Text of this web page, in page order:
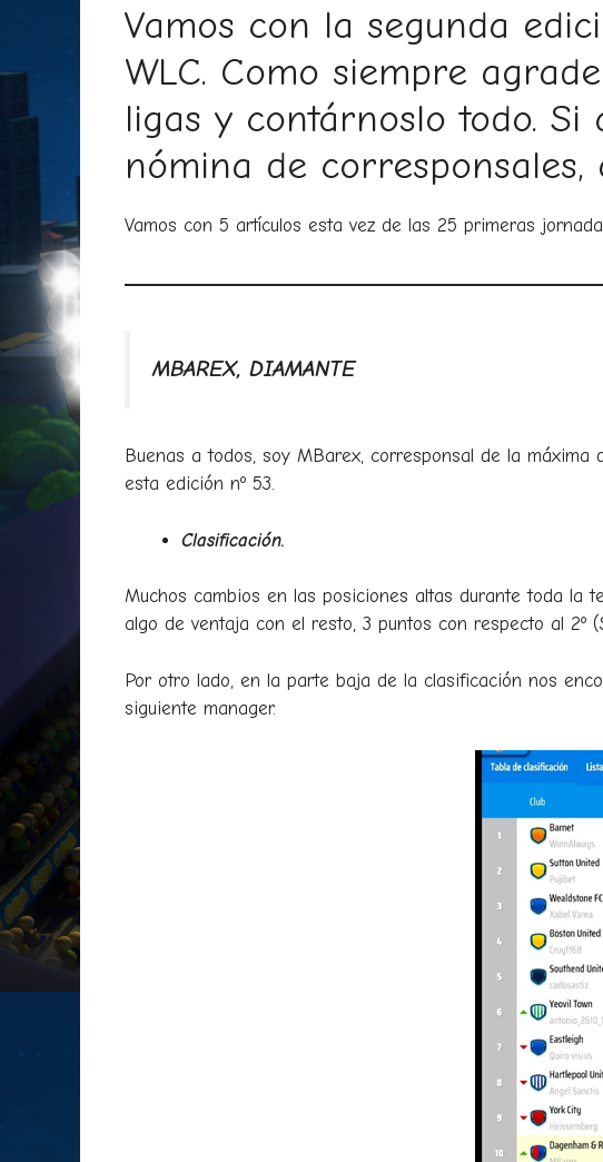
Vamos con la segunda
WLC. Como siempre
ligas y contárnoslo todo.
nómina de
Vamos con 5 artículos esta vez de las 25 primeras
MBAREX, DIAMANTE
Buenas a todos, soy MBarex, corresponsal de la
esta edición nº 53.
Clasificación.
Muchos cambios en las posiciones altas durante toda la
algo de ventaja con el resto, 3 puntos con respecto al
Por otro lado, en la parte baja de la clasificación nos
siguiente manager.